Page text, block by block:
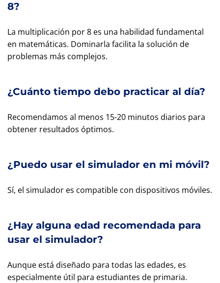
8?
La multiplicación por 8 es una habilidad fundamental
en matemáticas. Dominarla facilita la solución de
problemas más complejos.
¿Cuánto tiempo debo practicar al día?
Recomendamos al menos 15-20 minutos diarios para
obtener resultados óptimos.
¿Puedo usar el simulador en mi móvil?
Sí, el simulador es compatible con dispositivos móviles.
¿Hay alguna edad recomendada para
usar el simulador?
Aunque está diseñado para todas las edades, es
especialmente útil para estudiantes de primaria.